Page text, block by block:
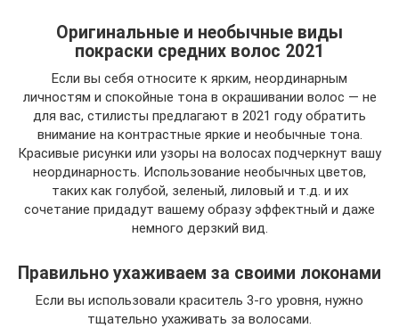
Оригинальные и необычные виды
покраски средних волос 2021
Если вы себя относите к ярким, неординарным
личностям и спокойные тона в окрашивании волос — не
для вас, стилисты предлагают в 2021 году обратить
внимание на контрастные яркие и необычные тона.
Красивые рисунки или узоры на волосах подчеркнут вашу
неординарность. Использование необычных цветов,
таких как голубой, зеленый, лиловый и т.д. и их
сочетание придадут вашему образу эффектный и даже
немного дерзкий вид.
Правильно ухаживаем за своими локонами
Если вы использовали краситель 3-го уровня, нужно
тщательно ухаживать за волосами.